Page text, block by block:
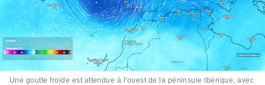
le
ou
vous
Une goutte froide est attendue à l'ouest de la péninsule Ibérique, avec